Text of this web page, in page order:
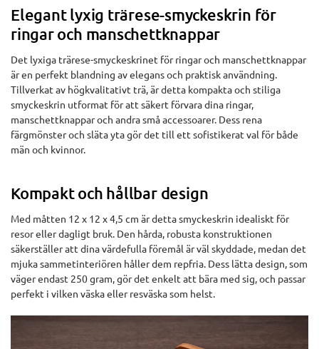
Elegant lyxig trärese-smyckeskrin för
ringar och manschettknappar
Det lyxiga trärese-smyckeskrinet för ringar och manschettknappar
är en perfekt blandning av elegans och praktisk användning.
Tillverkat av högkvalitativt trä, är detta kompakta och stiliga
smyckeskrin utformat för att säkert förvara dina ringar,
manschettknappar och andra små accessoarer. Dess rena
färgmönster och släta yta gör det till ett sofistikerat val för både
män och kvinnor.
Kompakt och hållbar design
Med måtten 12 x 12 x 4,5 cm är detta smyckeskrin idealiskt för
resor eller dagligt bruk. Den hårda, robusta konstruktionen
säkerställer att dina värdefulla föremål är väl skyddade, medan det
mjuka sammetinteriören håller dem repfria. Dess lätta design, som
väger endast 250 gram, gör det enkelt att bära med sig, och passar
perfekt i vilken väska eller resväska som helst.